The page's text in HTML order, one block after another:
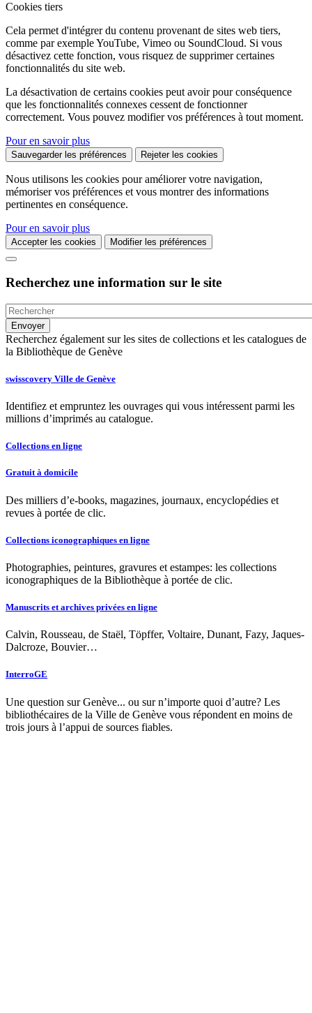
Cookies tiers
Cela permet d'intégrer du contenu provenant de sites web tiers,
comme par exemple YouTube, Vimeo ou SoundCloud. Si vous
désactivez cette fonction, vous risquez de supprimer certaines
fonctionnalités du site web.
La désactivation de certains cookies peut avoir pour conséquence
que les fonctionnalités connexes cessent de fonctionner
correctement. Vous pouvez modifier vos préférences à tout moment.
Pour en savoir plus
Sauvegarder les préférences Rejeter les cookies
Nous utilisons les cookies pour améliorer votre navigation,
mémoriser vos préférences et vous montrer des informations
pertinentes en conséquence.
Pour en savoir plus
Accepter les cookies Modifier les préférences
Recherchez une information sur le site
Recherchez également sur les sites de collections et les catalogues de
la Bibliothèque de Genève
swisscovery Ville de Genève
Identifiez et empruntez les ouvrages qui vous intéressent parmi les
millions d’imprimés au catalogue.
Collections en ligne
Gratuit à domicile
Des milliers d’e-books, magazines, journaux, encyclopédies et
revues à portée de clic.
Collections iconographiques en ligne
Photographies, peintures, gravures et estampes: les collections
iconographiques de la Bibliothèque à portée de clic.
Manuscrits et archives privées en ligne
Calvin, Rousseau, de Staël, Töpffer, Voltaire, Dunant, Fazy, Jaques-
Dalcroze, Bouvier…
InterroGE
Une question sur Genève... ou sur n’importe quoi d’autre? Les
bibliothécaires de la Ville de Genève vous répondent en moins de
trois jours à l’appui de sources fiables.